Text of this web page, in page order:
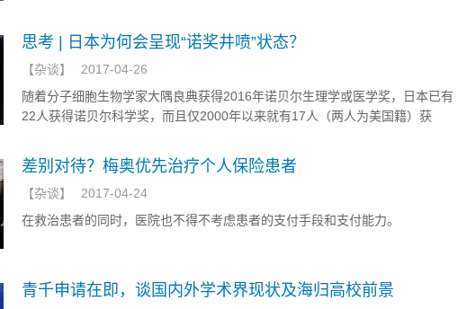
思考 | 日本为何会呈现“诺奖井喷”状态？
【杂谈】
2017-04-26
随着分子细胞生物学家大隅良典获得2016年诺贝尔生理学或医学奖，日本已有
22人获得诺贝尔科学奖，而且仅2000年以来就有17人（两人为美国籍）获
（6人）。
差别对待？梅奥优先治疗个人保险患者
【杂谈】
2017-04-24
在救治患者的同时，医院也不得不考虑患者的支付手段和支付能力。
青千申请在即，谈国内外学术界现状及海归高校前景